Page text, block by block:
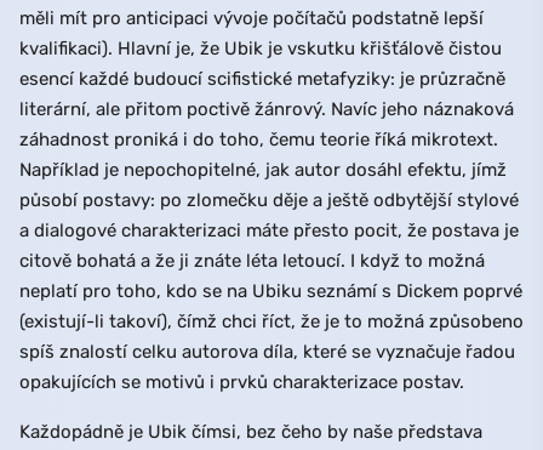
měli mít pro anticipaci vývoje počítačů podstatně lepší
kvalifikaci). Hlavní je, že Ubik je vskutku křišťálově čistou
esencí každé budoucí scifistické metafyziky: je průzračně
literární, ale přitom poctivě žánrový. Navíc jeho náznaková
záhadnost proniká i do toho, čemu teorie říká mikrotext.
Například je nepochopitelné, jak autor dosáhl efektu, jímž
působí postavy: po zlomečku děje a ještě odbytější stylové
a dialogové charakterizaci máte přesto pocit, že postava je
citově bohatá a že ji znáte léta letoucí. I když to možná
neplatí pro toho, kdo se na Ubiku seznámí s Dickem poprvé
(existují-li takoví), čímž chci říct, že je to možná způsobeno
spíš znalostí celku autorova díla, které se vyznačuje řadou
opakujících se motivů i prvků charakterizace postav.
Každopádně je Ubik čímsi, bez čeho by naše představa